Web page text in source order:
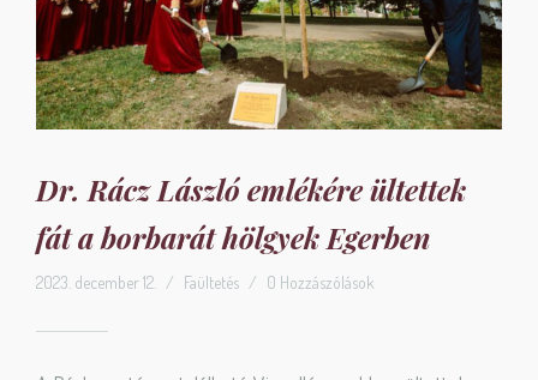
Dr. Rácz László emlékére ültettek
fát a borbarát hölgyek Egerben
2023. december 12. / Faültetés / 0 Hozzászólások